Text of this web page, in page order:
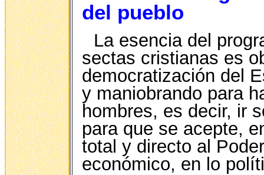
del pueblo
La esencia del
sectas cristianas es
democratización del
y maniobrando para
hombres, es decir, ir
para que se acepte,
total y directo al
económico, en lo